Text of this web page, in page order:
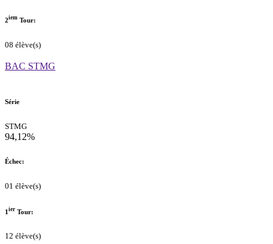
2iem Tour:
08 élève(s)
BAC STMG
Série
STMG
94,12%
Échec:
01 élève(s)
1 ier Tour:
12 élève(s)